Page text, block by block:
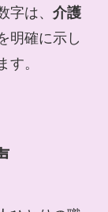
字は、 介護
明確に示し
す。